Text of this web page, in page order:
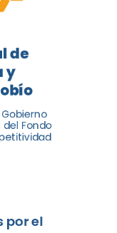
del
de
salud
de
y
del Fondo
por el